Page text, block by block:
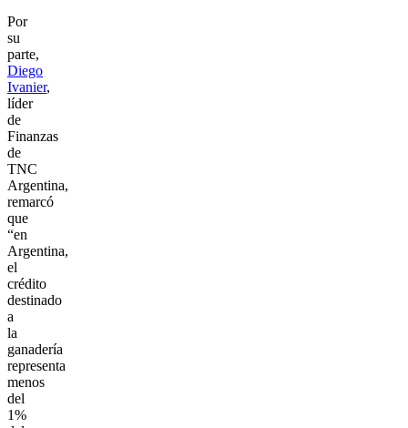
Por
su
parte,
Diego
Ivanier,
líder
de
Finanzas
de
TNC
Argentina,
remarcó
que
“en
Argentina,
el
crédito
destinado
a
la
ganadería
representa
menos
del
1%